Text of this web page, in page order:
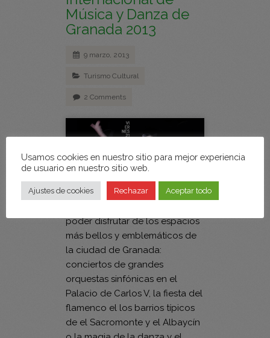
Música y Danza de
Granada 2013
9 marzo, 2013
Turismo Cultural
2 Comments
poder disfrutar de los espacios
más bellos y emblemáticos de
la ciudad de Granada:
conciertos de grandes
orquestas sinfónicas en el
Palacio de Carlos V, la fiesta del
flamenco el los barrios típicos
de el Sacromonte y el Albaycín
Usamos cookies en nuestro sitio para mejor experiencia
de usuario en nuestro sitio web.
Ajustes de cookies Rechazar Aceptar todo